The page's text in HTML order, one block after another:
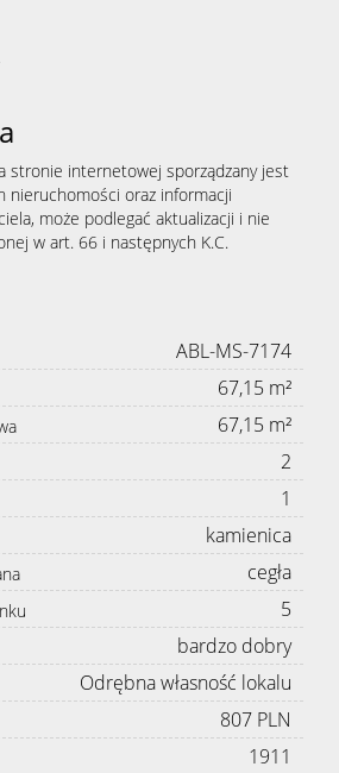
stronie internetowej sporządzany jest
nieruchomości oraz informacji
może podlegać aktualizacji i nie
w art. 66 i następnych K.C.
ABL-MS-7174
67,15 m²
67,15 m²
2
1
kamienica
cegła
5
bardzo dobry
Odrębna własność lokalu
807 PLN
1911